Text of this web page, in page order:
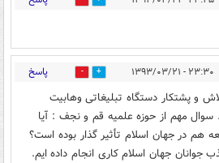
۲۳:۳۰ - ۱۳۹۳/۰۳/۲۱ 0 پاسخ
و پشتکار دستگاه تبلیغاتی وهابیت
مهم از حوزه علمیه قم و نجف : آیا
هم در جهان اسلام تأثیر گذار بوده است؟
جوانان جهان اسلام کاری انجام داده ایم.